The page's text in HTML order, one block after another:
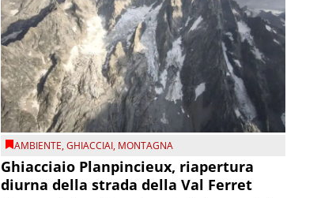
AMBIENTE,GHIACCIAI, MONTAGNA
Ghiacciaio Planpincieux, riapertura
diurna della strada della Val Ferret